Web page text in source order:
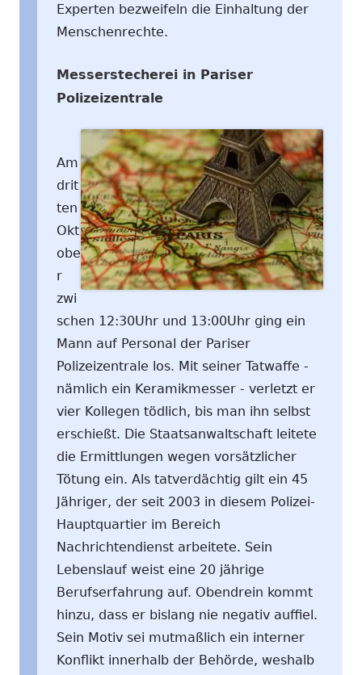
Experten bezweifeln die Einhaltung der
Menschenrechte.
Messerstecherei in Pariser
Polizeizentrale
Am
drit
ten
Okt
obe
r
zwi
schen 12:30Uhr und 13:00Uhr ging ein
Mann auf Personal der Pariser
Polizeizentrale los. Mit seiner Tatwaffe -
nämlich ein Keramikmesser - verletzt er
vier Kollegen tödlich, bis man ihn selbst
erschießt. Die Staatsanwaltschaft leitete
die Ermittlungen wegen vorsätzlicher
Tötung ein. Als tatverdächtig gilt ein 45
Jähriger, der seit 2003 in diesem Polizei-
Hauptquartier im Bereich
Nachrichtendienst arbeitete. Sein
Lebenslauf weist eine 20 jährige
Berufserfahrung auf. Obendrein kommt
hinzu, dass er bislang nie negativ auffiel.
Sein Motiv sei mutmaßlich ein interner
Konflikt innerhalb der Behörde, weshalb